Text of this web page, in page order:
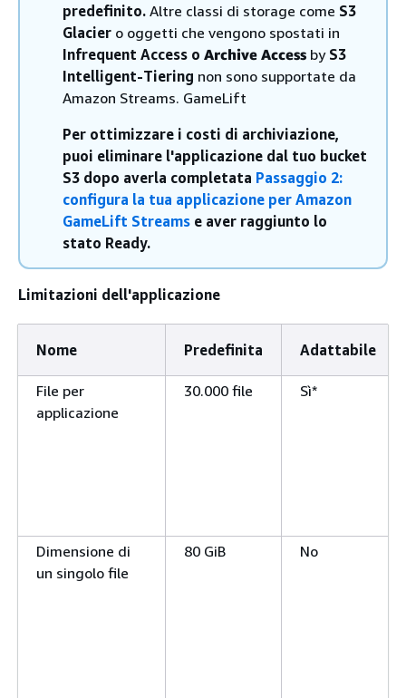
predefinito. Altre classi di storage come S3
Glacier o oggetti che vengono spostati in
Infrequent Access o Archive Access by S3
Intelligent-Tiering non sono supportate da
Amazon Streams. GameLift
Per ottimizzare i costi di archiviazione,
puoi eliminare l'applicazione dal tuo bucket
S3 dopo averla completata Passaggio 2:
configura la tua applicazione per Amazon
GameLift Streams e aver raggiunto lo
stato Ready.
Limitazioni dell'applicazione
Nome Predefinita Adattabile
File per
applicazione
30.000 file Sì*
Dimensione di
un singolo file
80 GiB No